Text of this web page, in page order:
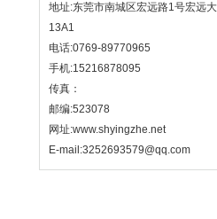
地址:东莞市南城区宏远路1号宏远
13A1
电话:0769-89770965
手机:15216878095
传真：
邮编:523078
网址:www.shyingzhe.net
E-mail:3252693579@qq.com